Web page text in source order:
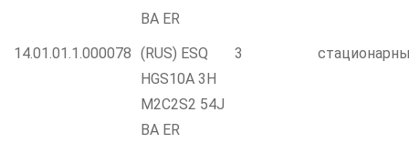
BA ER
14.01.01.1.000078 (RUS) ESQ
HGS10A 3H
M2C2S2 54J
BA ER
3